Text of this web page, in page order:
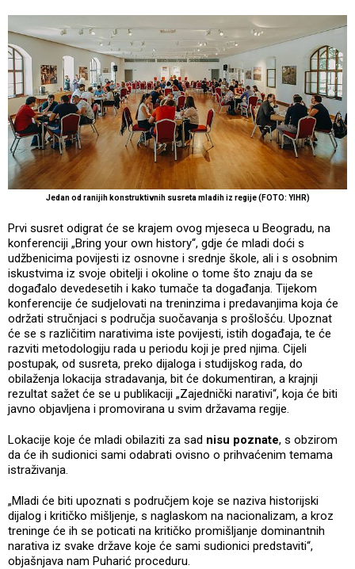
Jedan od ranijih konstruktivnih susreta mladih iz regije (FOTO: YIHR)
Prvi susret odigrat će se krajem ovog mjeseca u Beogradu, na
konferenciji „Bring your own history“, gdje će mladi doći s
udžbenicima povijesti iz osnovne i srednje škole, ali i s osobnim
iskustvima iz svoje obitelji i okoline o tome što znaju da se
događalo devedesetih i kako tumače ta događanja. Tijekom
konferencije će sudjelovati na treninzima i predavanjima koja će
održati stručnjaci s područja suočavanja s prošlošću. Upoznat
će se s različitim narativima iste povijesti, istih događaja, te će
razviti metodologiju rada u periodu koji je pred njima. Cijeli
postupak, od susreta, preko dijaloga i studijskog rada, do
obilaženja lokacija stradavanja, bit će dokumentiran, a krajnji
rezultat sažet će se u publikaciji „Zajednički narativi“, koja će biti
javno objavljena i promovirana u svim državama regije.
Lokacije koje će mladi obilaziti za sad nisu poznate, s obzirom
da će ih sudionici sami odabrati ovisno o prihvaćenim temama
istraživanja.
„Mladi će biti upoznati s područjem koje se naziva historijski
dijalog i kritičko mišljenje, s naglaskom na nacionalizam, a kroz
treninge će ih se poticati na kritičko promišljanje dominantnih
narativa iz svake države koje će sami sudionici predstaviti“,
objašnjava nam Puharić proceduru.